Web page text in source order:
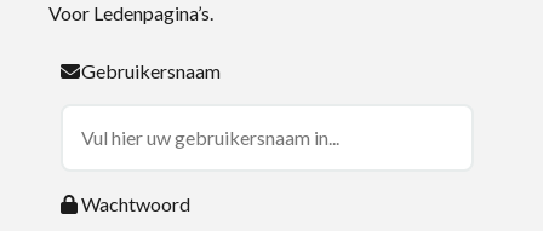
Voor Ledenpagina’s.
Gebruikersnaam
Wachtwoord